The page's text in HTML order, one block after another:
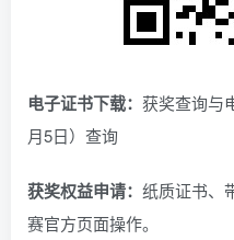
电子证书下载： 获奖查询与
月5日）查询
获奖权益申请： 纸质证书、
赛官方页面操作。